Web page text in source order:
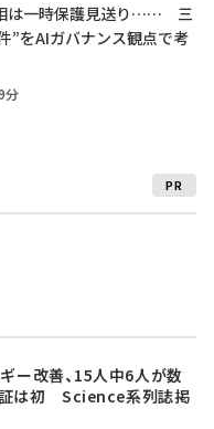
相は一時保護見送り…… 三
”をAIガバナンス観点で考
分
PR
ー改善、15人中6人が数
は初 Science系列誌掲